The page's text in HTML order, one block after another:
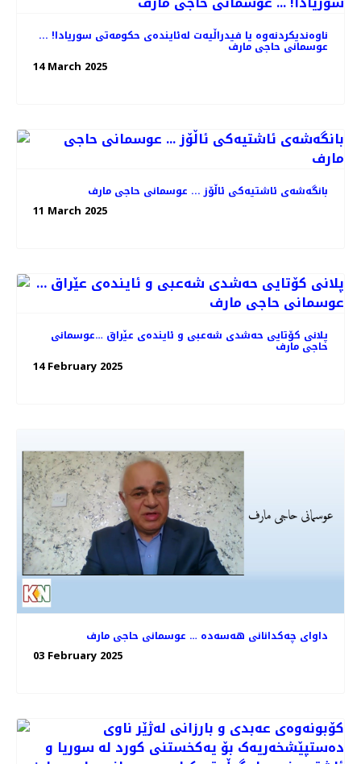
ناوەندیکردنەوە یا فیدراڵیەت لەئایندەی حکومەتی سوریادا! ...
عوسمانی حاجی مارف
14 March 2025
بانگەشەی ئاشتیەکی ئاڵۆز ... عوسمانی حاجی مارف
11 March 2025
پلانی کۆتایی حەشدی شەعبی و ئایندەی عێراق …عوسمانی
حاجی مارف
14 February 2025
داوای چەکدانانی هەسەدە … عوسمانی حاجی مارف
03 February 2025